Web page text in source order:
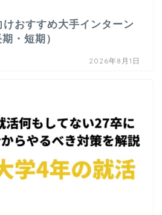
けおすすめ大手インターン
・短期）
2026年8月1日